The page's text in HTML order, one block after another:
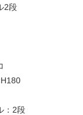
2段
：2段